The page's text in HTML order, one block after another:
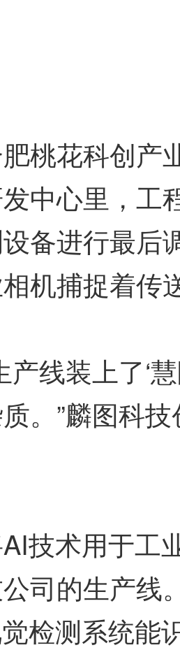
桃花科创产
中心里，工
备进行最后
机捕捉着传
产线装上了‘
。”麟图科
技术用于工
司的生产线
检测系统能